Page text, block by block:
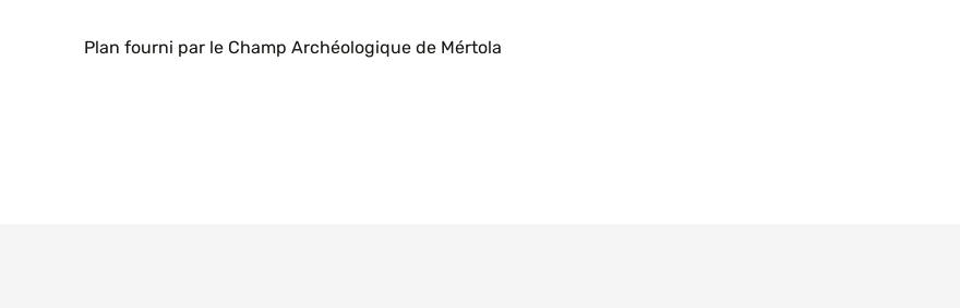
Plan fourni par le Champ Archéologique de Mértola